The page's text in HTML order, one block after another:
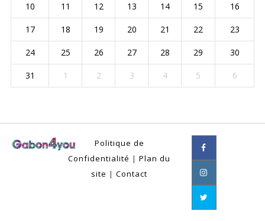
10 11 12 13 14 15 16
17 18 19 20 21 22 23
24 25 26 27 28 29 30
31 1 2 3 4 5 6
Politique de
Confidentialité | Plan du
site | Contact